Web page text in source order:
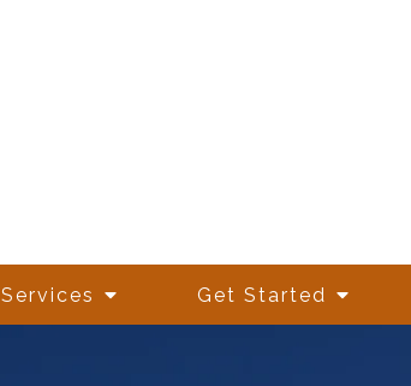
Services Get Started